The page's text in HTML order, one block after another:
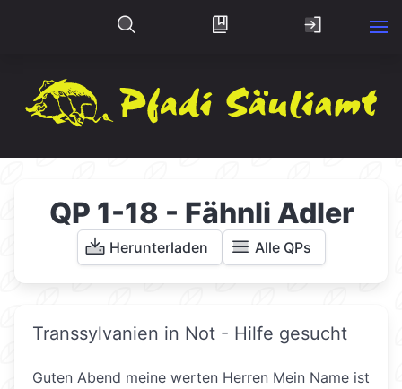
QP 1-18 - Fähnli Adler
Herunterladen Alle QPs
Transsylvanien in Not - Hilfe gesucht
Guten Abend meine werten Herren Mein Name ist